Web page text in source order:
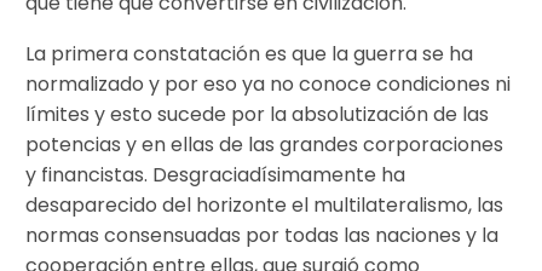
La primera constatación es que la guerra se ha
normalizado y por eso ya no conoce condiciones ni
límites y esto sucede por la absolutización de las
potencias y en ellas de las grandes corporaciones
y financistas. Desgraciadísimamente ha
desaparecido del horizonte el multilateralismo, las
normas consensuadas por todas las naciones y la